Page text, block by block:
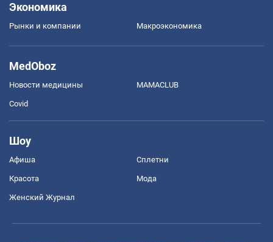
Экономика
Рынки и компании Mакроэкономика
MedOboz
Новости медицины MAMACLUB
Covid
Шоу
Афиша Сплетни
Красота Мода
Женский Журнал